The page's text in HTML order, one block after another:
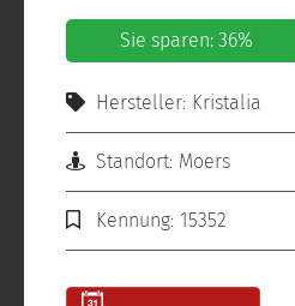
Sie sparen: 36%
Hersteller: Kristalia
Standort: Moers
Kennung: 15352